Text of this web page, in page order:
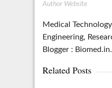
Author Website
Medical
Engineering,
Blogger :
Related Posts